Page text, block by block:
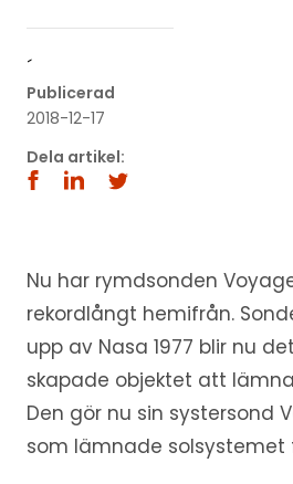
´
Publicerad
2018-12-17
Dela artikel:
Nu har rymdsonden
rekordlångt hemifrån.
upp av Nasa 1977 blir nu
skapade objektet att
Den gör nu sin systersond
som lämnade solsystemet